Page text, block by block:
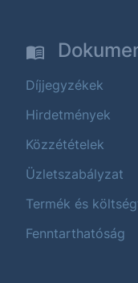
Díjjegyzékek
Hirdetmények
Közzétételek
Üzletszabályzat
Termék és
Fenntarthatóság